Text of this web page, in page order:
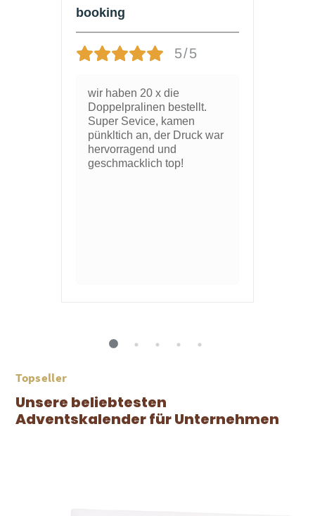
booking
5/5
wir haben 20 x die
Doppelpralinen bestellt.
Super Sevice, kamen
pünkltich an, der Druck war
hervorragend und
geschmacklich top!
Topseller
Unsere beliebtesten
Adventskalender für Unternehmen